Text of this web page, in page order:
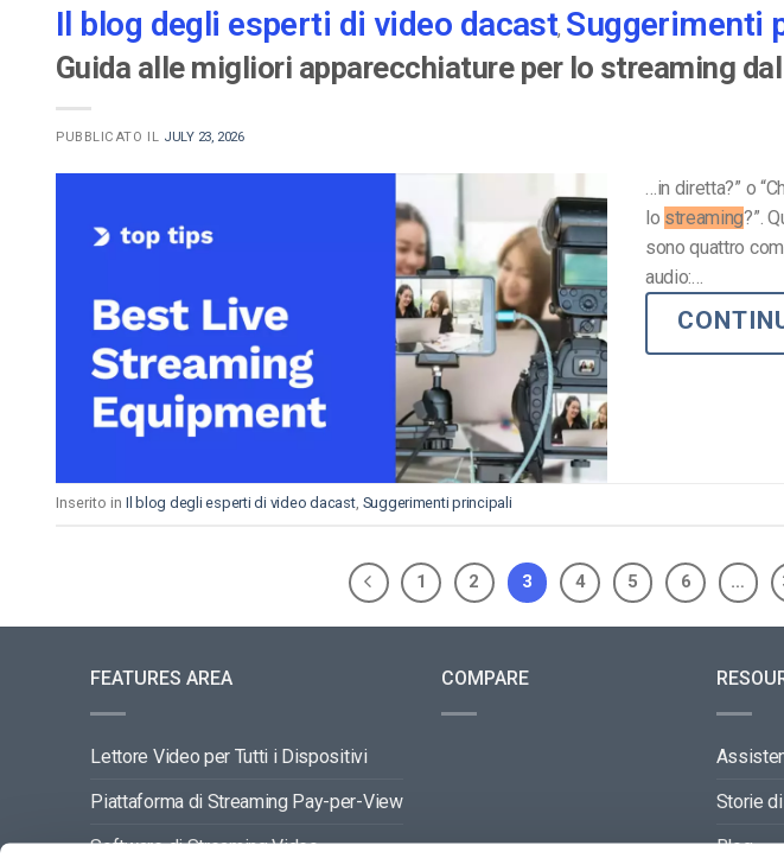
Il blog degli esperti di video dacast, Suggerimenti
Guida alle migliori apparecchiature per lo streaming
PUBBLICATO IL JULY 23, 2026
…in diretta?” o
lo streaming?”.
sono quattro
audio:…
Inserito in Il blog degli esperti di video dacast, Suggerimenti principali
1 2 3 4 5 6 …
FEATURES AREA
Lettore Video per Tutti i Dispositivi
Piattaforma di Streaming Pay-per-View
Software di Streaming Video
COMPARE
Storie
Blog